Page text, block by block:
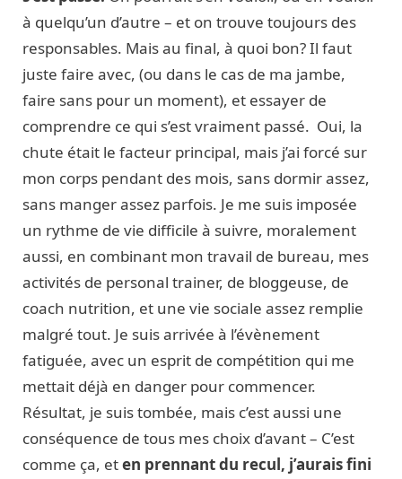
à quelqu’un d’autre – et on trouve toujours des
responsables. Mais au final, à quoi bon? Il faut
juste faire avec, (ou dans le cas de ma jambe,
faire sans pour un moment), et essayer de
comprendre ce qui s’est vraiment passé. Oui, la
chute était le facteur principal, mais j’ai forcé sur
mon corps pendant des mois, sans dormir assez,
sans manger assez parfois. Je me suis imposée
un rythme de vie difficile à suivre, moralement
aussi, en combinant mon travail de bureau, mes
activités de personal trainer, de bloggeuse, de
coach nutrition, et une vie sociale assez remplie
malgré tout. Je suis arrivée à l’évènement
fatiguée, avec un esprit de compétition qui me
mettait déjà en danger pour commencer.
Résultat, je suis tombée, mais c’est aussi une
conséquence de tous mes choix d’avant – C’est
comme ça, eten prennant du recul, j’aurais fini